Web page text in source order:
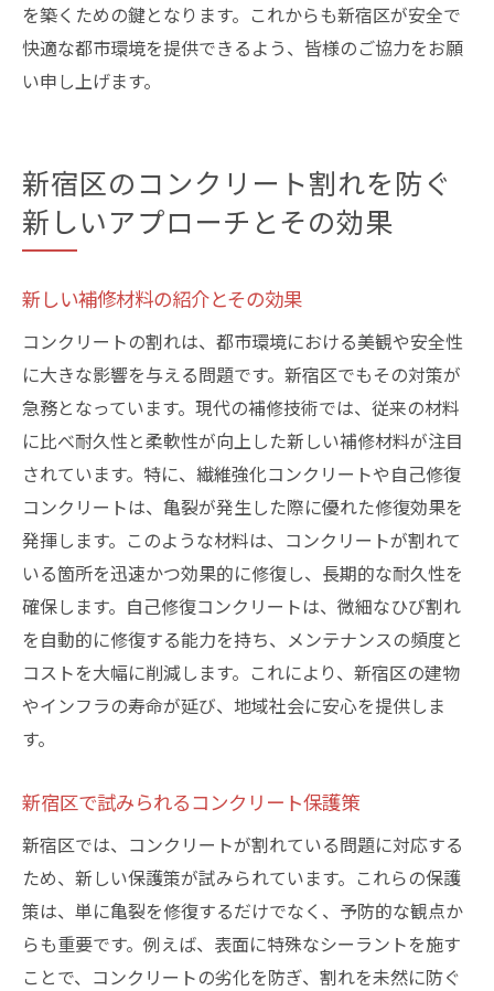
を築くための鍵となります。これからも新宿区が安全で
快適な都市環境を提供できるよう、皆様のご協力をお願
い申し上げます。
新宿区のコンクリート割れを防ぐ
新しいアプローチとその効果
新しい補修材料の紹介とその効果
コンクリートの割れは、都市環境における美観や安全性
に大きな影響を与える問題です。新宿区でもその対策が
急務となっています。現代の補修技術では、従来の材料
に比べ耐久性と柔軟性が向上した新しい補修材料が注目
されています。特に、繊維強化コンクリートや自己修復
コンクリートは、亀裂が発生した際に優れた修復効果を
発揮します。このような材料は、コンクリートが割れて
いる箇所を迅速かつ効果的に修復し、長期的な耐久性を
確保します。自己修復コンクリートは、微細なひび割れ
を自動的に修復する能力を持ち、メンテナンスの頻度と
コストを大幅に削減します。これにより、新宿区の建物
やインフラの寿命が延び、地域社会に安心を提供しま
す。
新宿区で試みられるコンクリート保護策
新宿区では、コンクリートが割れている問題に対応する
ため、新しい保護策が試みられています。これらの保護
策は、単に亀裂を修復するだけでなく、予防的な観点か
らも重要です。例えば、表面に特殊なシーラントを施す
ことで、コンクリートの劣化を防ぎ、割れを未然に防ぐ